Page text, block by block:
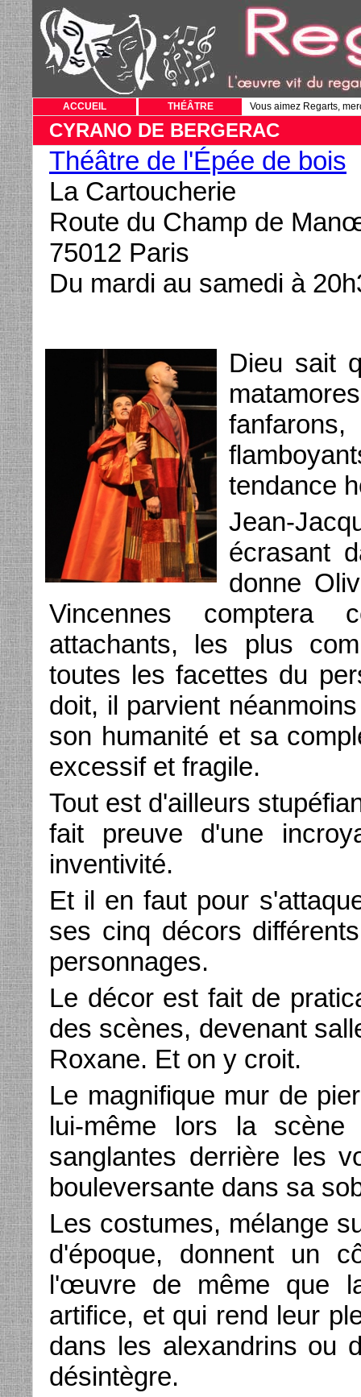
ACCUEIL THÉÂTRE Vous aimez Regarts,
CYRANO DE BERGERAC
Théâtre de l'Épée de bois
La Cartoucherie
Route du Champ de
75012 Paris
Du mardi au samedi à
Dieu sait
tendance
Jean-
écrasant
donne
Vincennes comptera
attachants, les plus
toutes les facettes du
doit, il parvient
son humanité et sa
excessif et fragile.
Tout est d'ailleurs
fait preuve d'une
inventivité.
Et il en faut pour
ses cinq décors
personnages.
Le décor est fait de
des scènes, devenant
Roxane. Et on y croit.
Le magnifique mur de
lui-même lors la
sanglantes derrière les
bouleversante dans sa
Les costumes, mélange
d'époque, donnent un
l'œuvre de même que
artifice, et qui rend leur
dans les alexandrins ou
désintègre.